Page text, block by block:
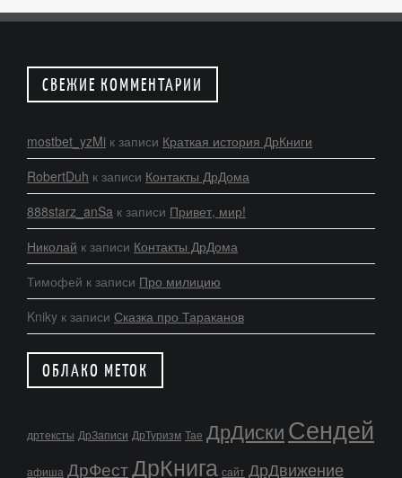
СВЕЖИЕ КОММЕНТАРИИ
mostbet_yzMi к записи Краткая история ДрКниги
RobertDuh к записи Контакты ДрДома
888starz_anSa к записи Привет, мир!
Николай к записи Контакты ДрДома
Тимофей к записи Про милицию
Kniky к записи Сказка про Тараканов
ОБЛАКО МЕТОК
дртексты ДрЗаписи ДрТуризм Тае ДрДискиСендей
афиша ДрФестДрКнига сайт ДрДвижение